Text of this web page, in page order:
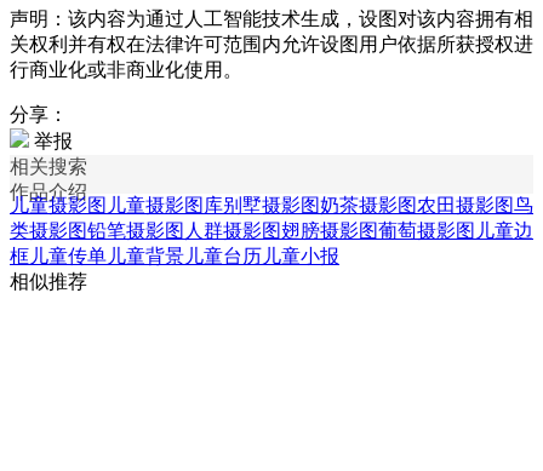
声明：该内容为通过人工智能技术生成，设图对该内容拥有相
关权利并有权在法律许可范围内允许设图用户依据所获授权进
行商业化或非商业化使用。
分享：
举报
相关搜索
作品介绍
儿童摄影图 儿童摄影图库别墅摄影图奶茶摄影图农田摄影图鸟
类摄影图铅笔摄影图 人群摄影图翅膀摄影图葡萄摄影图 儿童边
框 儿童传单 儿童背景 儿童台历 儿童小报
相似推荐